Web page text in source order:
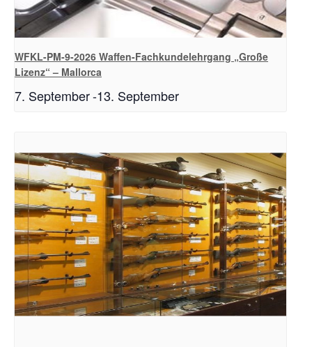
WFKL-PM-9-2026 Waffen-Fachkundelehrgang „Große
Lizenz“ – Mallorca
7. September-13. September